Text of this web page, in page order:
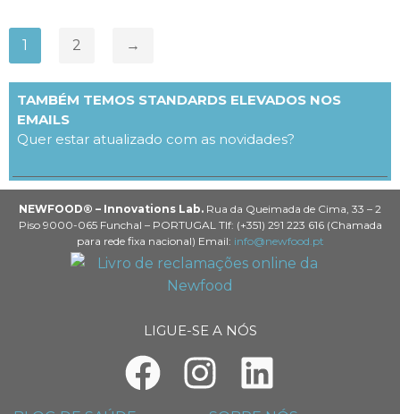
1 2 →
TAMBÉM TEMOS STANDARDS ELEVADOS NOS
EMAILS
Quer estar atualizado com as novidades?
NEWFOOD® – Innovations Lab. Rua da Queimada de Cima, 33 – 2
Piso 9000-065 Funchal – PORTUGAL Tlf: (+351) 291 223 616 (Chamada
para rede fixa nacional) Email: info@newfood.pt
LIGUE-SE A NÓS